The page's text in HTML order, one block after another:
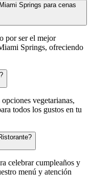
Springs para cenas
por ser el mejor
Springs, ofreciendo
vegetarianas,
todos los gustos en tu
celebrar cumpleaños y
menú y atención